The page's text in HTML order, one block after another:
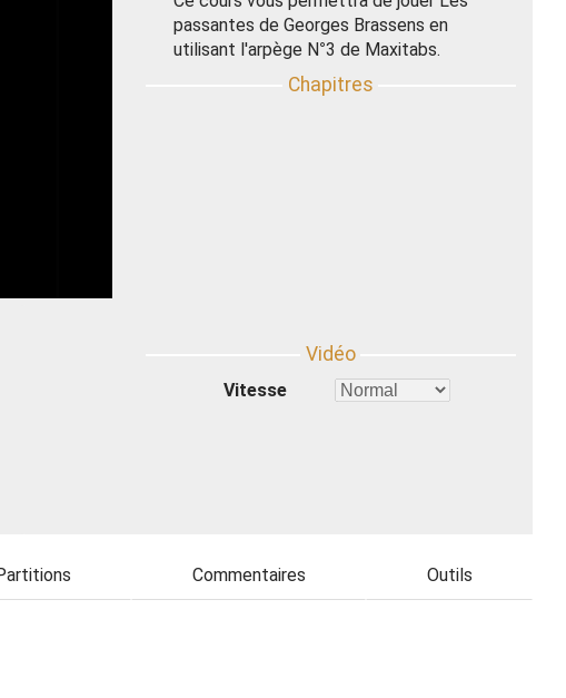
passantes de Georges Brassens en
utilisant l'arpège N°3 de Maxitabs.
Vitesse
Commentaires Outils